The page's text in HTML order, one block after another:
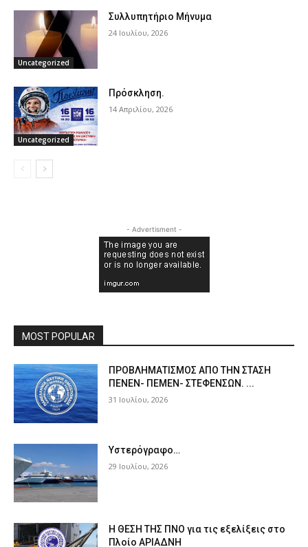
Uncategorized
Συλλυπητήριο Μήνυμα
24 Ιουλίου, 2026
Uncategorized
Πρόσκληση.
14 Απριλίου, 2026
- Advertisment -
MOST POPULAR
ΠPOΒΛΗΜΑΤΙΣΜΟΣ ΑΠΟ ΤΗΝ ΣΤΑΣΗ
ΠΕΝΕΝ- ΠΕΜΕΝ- ΣΤΕΦΕΝΣΩΝ. ...
31 Ιουλίου, 2026
Υστερόγραφο…
29 Ιουλίου, 2026
Η ΘΕΣΗ ΤΗΣ ΠΝΟ για τις εξελίξεις στο
Πλοίο ΑΡΙΑΔΝΗ